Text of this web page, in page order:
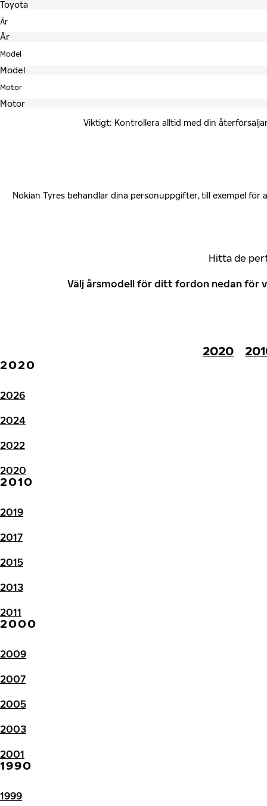
År
Model
Motor
Viktigt: Kontrollera alltid med din
Nokian Tyres behandlar dina personuppgifter, till exempel
Hitta de
Välj årsmodell för ditt fordon nedan för
2020
2020
2026
2024
2022
2020
2010
2019
2017
2015
2013
2011
2000
2009
2007
2005
2003
2001
1990
1999